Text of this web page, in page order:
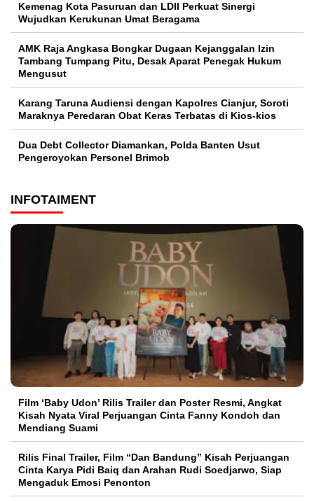
Kemenag Kota Pasuruan dan LDII Perkuat Sinergi
Wujudkan Kerukunan Umat Beragama
AMK Raja Angkasa Bongkar Dugaan Kejanggalan Izin
Tambang Tumpang Pitu, Desak Aparat Penegak Hukum
Mengusut
Karang Taruna Audiensi dengan Kapolres Cianjur, Soroti
Maraknya Peredaran Obat Keras Terbatas di Kios-kios
Dua Debt Collector Diamankan, Polda Banten Usut
Pengeroyokan Personel Brimob
INFOTAIMENT
Film ‘Baby Udon’ Rilis Trailer dan Poster Resmi, Angkat
Kisah Nyata Viral Perjuangan Cinta Fanny Kondoh dan
Mendiang Suami
Rilis Final Trailer, Film “Dan Bandung” Kisah Perjuangan
Cinta Karya Pidi Baiq dan Arahan Rudi Soedjarwo, Siap
Mengaduk Emosi Penonton